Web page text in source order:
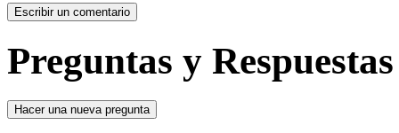
Preguntas y Respuestas